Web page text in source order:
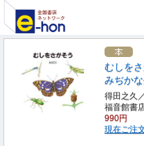
むしを
みぢか
得田之久
福音館書
990円
現在ご注